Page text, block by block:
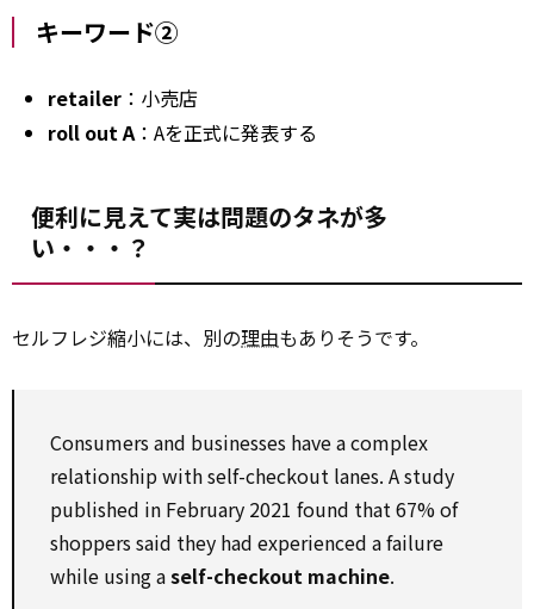
キーワード②
retailer ：小売店
roll out A：Aを正式に発表する
便利に見えて実は問題のタネが多
い・・・？
セルフレジ縮小には、別の理由もありそうです。
Consumers and businesses have a complex
relationship with self-checkout lanes. A study
published in February 2021 found that 67% of
shoppers said they had experienced a failure
while using aself-checkout machine.